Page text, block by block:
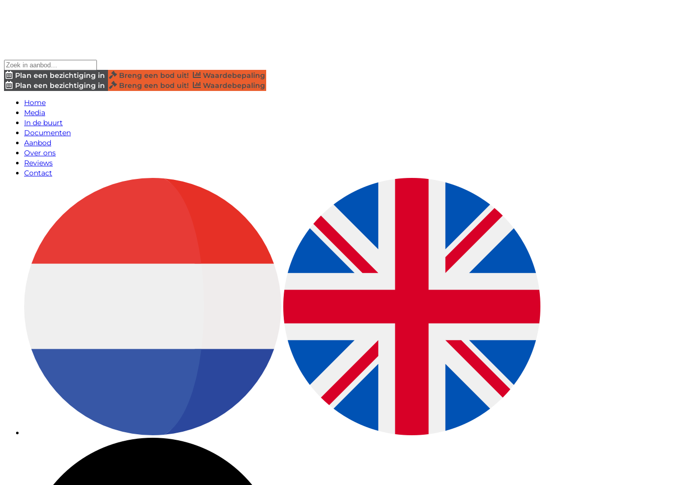
Plan een bezichtiging in Breng een bod uit!
Waardebepaling
Plan een bezichtiging in
Breng een bod uit!
Waardebepaling
Home
Media
In de buurt
Documenten
Aanbod
Over ons
Reviews
Contact